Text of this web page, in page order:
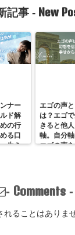
ら脱出す
愛を学ぶ。
記事 - New
ナー
ド解
の行
る口
生き
方法
にある
エゴの声と
は？エゴ
きると他人
軸。自分
エゴの声
- Comments-
ることはありませ